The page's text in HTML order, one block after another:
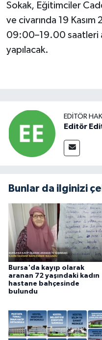
Sokak, Eğitimciler
ve civarında 19
09:00–19.00 saatleri
yapılacak.
EDITÖR
Editör
Bunlar da ilginizi
Bursa'da kayıp olarak
aranan 72 yaşındaki kadın
hastane bahçesinde
bulundu